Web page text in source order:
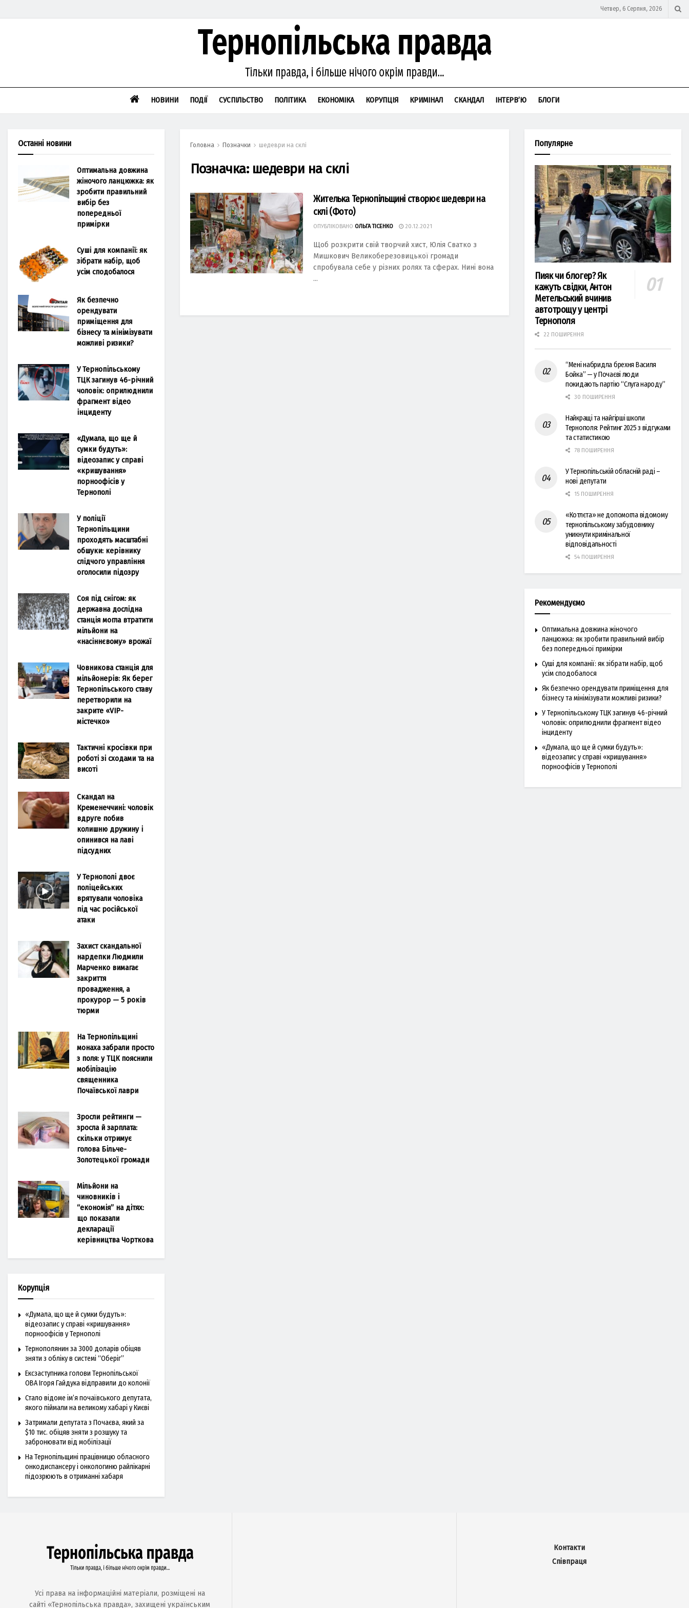
Четвер, 6 Серпня, 2026
НОВИНИ ПОДІЇ СУСПІЛЬСТВО ПОЛІТИКА ЕКОНОМІКА КОРУПЦІЯ КРИМІНАЛ СКАНДАЛ ІНТЕРВ’Ю БЛОГИ
Головна Позначки шедеври на склі
Позначка: шедеври на склі
Жителька Тернопільщині створює шедеври на
склі (Фото)
ОПУБЛІКОВАНО ОЛЬГА ТІСЕНКО 20.12.2021
Щоб розкрити свій творчий хист, Юлія Сватко з
Мишкович Великоберезовицької громади
спробувала себе у різних ролях та сферах. Нині вона
...
Останні новини
Оптимальна довжина
жіночого ланцюжка: як
зробити правильний
вибір без
попередньої
примірки
Суші для компанії: як
зібрати набір, щоб
усім сподобалося
Як безпечно
орендувати
приміщення для
бізнесу та мінімізувати
можливі ризики?
У Тернопільському
ТЦК загинув 46-річний
чоловік: оприлюднили
фрагмент відео
інциденту
«Думала, що ще й
сумки будуть»:
відеозапис у справі
«кришування»
порноофісів у
Тернополі
У поліції
Тернопільщини
проходять масштабні
обшуки: керівнику
слідчого управління
оголосили підозру
Соя під снігом: як
державна дослідна
станція могла втратити
мільйони на
«насіннєвому» врожаї
Човникова станція для
мільйонерів: Як берег
Тернопільського ставу
перетворили на
закрите «VIP-
містечко»
Тактичні кросівки при
роботі зі сходами та на
висоті
Скандал на
Кременеччині: чоловік
вдруге побив
колишню дружину і
опинився на лаві
підсудних
У Тернополі двоє
поліцейських
врятували чоловіка
під час російської
атаки
Захист скандальної
нардепки Людмили
Марченко вимагає
закриття
провадження, а
прокурор — 5 років
тюрми
На Тернопільщині
монаха забрали просто
з поля: у ТЦК пояснили
мобілізацію
священника
Почаївської лаври
Зросли рейтинги —
зросла й зарплата:
скільки отримує
голова Більче-
Золотецької громади
Мільйони на
чиновників і
“економія” на дітях:
що показали
декларації
керівництва Чорткова
Корупція
«Думала, що ще й сумки будуть»:
відеозапис у справі «кришування»
порноофісів у Тернополі
Тернополянин за 3000 доларів обіцяв
зняти з обліку в системі “Оберіг”
Ексзаступника голови Тернопільської
ОВА Ігоря Гайдука відправили до колонії
Стало відоме ім’я почаївського депутата,
якого піймали на великому хабарі у Києві
Затримали депутата з Почаєва, який за
$10 тис. обіцяв зняти з розшуку та
забронювати від мобілізації
На Тернопільщині працівницю обласного
онкодиспансеру і онкологиню райлікарні
підозрюють в отриманні хабаря
Популярне
Пияк чи блогер? Як
кажуть свідки, Антон
Метельський вчинив
автотрощу у центрі
Тернополя
22 ПОШИРЕННЯ
“Мені набридла брехня Василя
Бойка” — у Почаєві люди
покидають партію “Слуга народу”
30 ПОШИРЕННЯ
Найкращі та найгірші школи
Тернополя: Рейтинг 2025 з відгуками
та статистикою
78 ПОШИРЕННЯ
У Тернопільській обласній раді –
нові депутати
15 ПОШИРЕННЯ
«Котлєта» не допомогла відомому
тернопільському забудовнику
уникнути кримінальної
відповідальності
54 ПОШИРЕННЯ
Рекомендуємо
Оптимальна довжина жіночого
ланцюжка: як зробити правильний вибір
без попередньої примірки
Суші для компанії: як зібрати набір, щоб
усім сподобалося
Як безпечно орендувати приміщення для
бізнесу та мінімізувати можливі ризики?
У Тернопільському ТЦК загинув 46-річний
чоловік: оприлюднили фрагмент відео
інциденту
«Думала, що ще й сумки будуть»:
відеозапис у справі «кришування»
порноофісів у Тернополі
Усі права на інформаційні матеріали, розміщені на
сайті «Тернопільська правда», захищені українським
Контакти
Співпраця